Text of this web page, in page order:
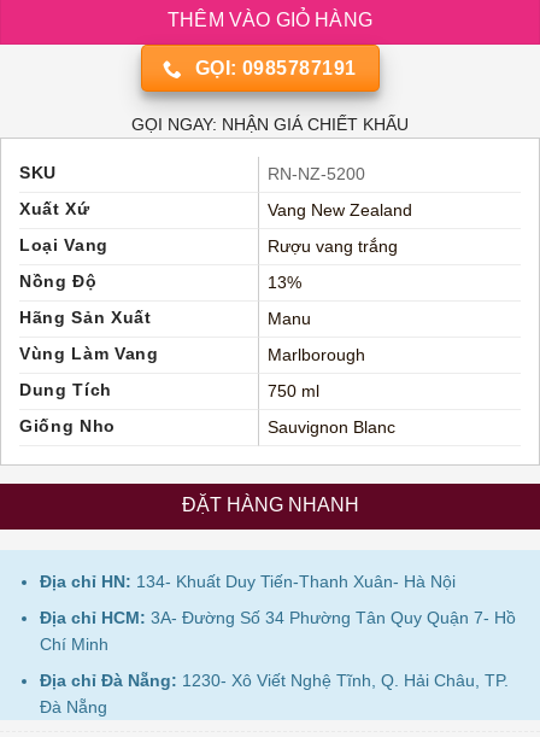
THÊM VÀO GIỎ HÀNG
GỌI: 0985787191
GỌI NGAY: NHẬN GIÁ CHIẾT KHẤU
SKU
RN-NZ-5200
Xuất Xứ
Vang New Zealand
Loại Vang
Rượu vang trắng
Nồng Độ
13%
Hãng Sản Xuất
Manu
Vùng Làm Vang
Marlborough
Dung Tích
750 ml
Giống Nho
Sauvignon Blanc
ĐẶT HÀNG NHANH
Địa chỉ HN: 134- Khuất Duy Tiến-Thanh Xuân- Hà Nội
Địa chỉ HCM: 3A- Đường Số 34 Phường Tân Quy Quận 7- Hồ
Chí Minh
Địa chỉ Đà Nẵng: 1230- Xô Viết Nghệ Tĩnh, Q. Hải Châu, TP.
Đà Nẵng